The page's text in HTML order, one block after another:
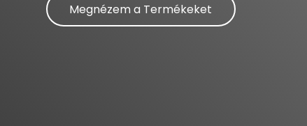
Megnézem a Termékeket